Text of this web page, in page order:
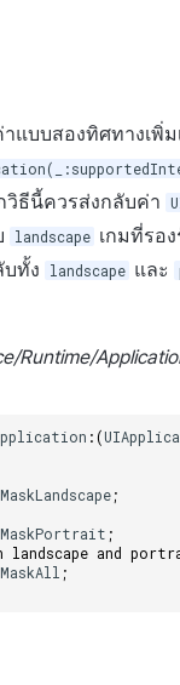
แบบสองทิศทางเพิ่
ธีนี้ควรส่งกลับค่า
landscape เกมที่รอ
ทั้ง
landscape และ
Runtime/
:(
;
;
landscape and
;